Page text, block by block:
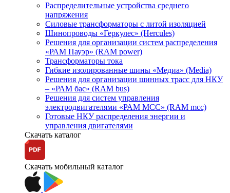
Распределительные устройства среднего
напряжения
Силовые трансформаторы с литой изоляцией
Шинопроводы «Геркулес» (Hercules)
Решения для организации систем распределения
«РАМ Пауэр» (RAM power)
Трансформаторы тока
Гибкие изолированные шины «Медиа» (Media)
Решения для организации шинных трасс для НКУ
– «РАМ бас» (RAM bus)
Решения для систем управления
электродвигателями «РАМ МСС» (RAM mcc)
Готовые НКУ распределения энергии и
управления двигателями
Скачать каталог
Скачать мобильный каталог